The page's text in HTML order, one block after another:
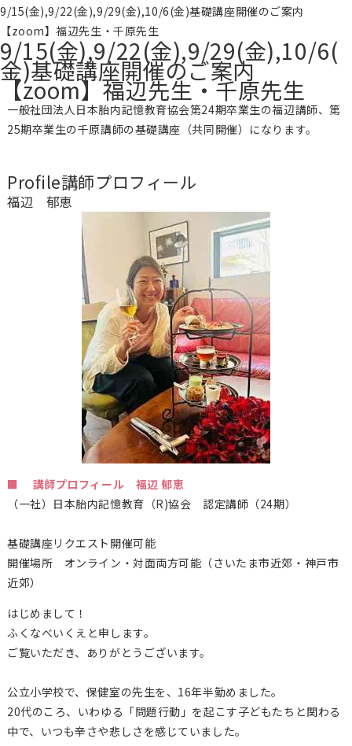
9/15(金),9/22(金),9/29(金),10/6(金)基礎講座開催のご案内
【zoom】福辺先生・千原先生
9/15(金),9/22(金),9/29(金),10/6(
金)基礎講座開催のご案内
【zoom】福辺先生・千原先生
一般社団法人日本胎内記憶教育協会第24期卒業生の福辺講師、第
25期卒業生の千原講師の基礎講座（共同開催）になります。
Profile講師プロフィール
福辺 郁恵
■ 講師プロフィール 福辺 郁恵
（一社）日本胎内記憶教育（R)協会 認定講師（24期）
基礎講座リクエスト開催可能
開催場所 オンライン・対面両方可能（さいたま市近郊・神戸市
近郊）
はじめまして！
ふくなべいくえと申します。
ご覧いただき、ありがとうございます。
公立小学校で、保健室の先生を、16年半勤めました。
20代のころ、いわゆる「問題行動」を起こす子どもたちと関わる
中で、いつも辛さや悲しさを感じていました。